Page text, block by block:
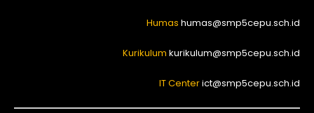
Humas humas@smp5cepu.sch.id
Kurikulum kurikulum@smp5cepu.sch.id
IT Centerict@smp5cepu.sch.id